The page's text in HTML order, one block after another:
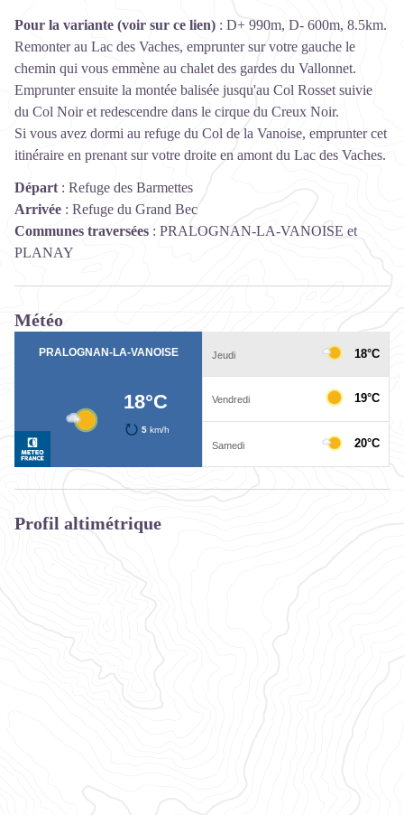
Pour la variante (voir sur ce lien) : D+ 990m, D- 600m, 8.5km.
Remonter au Lac des Vaches, emprunter sur votre gauche le
chemin qui vous emmène au chalet des gardes du Vallonnet.
Emprunter ensuite la montée balisée jusqu'au Col Rosset suivie
du Col Noir et redescendre dans le cirque du Creux Noir.
Si vous avez dormi au refuge du Col de la Vanoise, emprunter cet
itinéraire en prenant sur votre droite en amont du Lac des Vaches.
Départ : Refuge des Barmettes
Arrivée : Refuge du Grand Bec
Communes traversées : PRALOGNAN-LA-VANOISE et
PLANAY
Météo
Profil altimétrique